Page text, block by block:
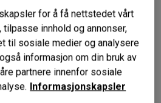
for å få nettstedet vårt
innhold og annonser,
til sosiale medier og analysere
informasjon om din bruk av
partnere innenfor sosiale
Informasjonskapsler